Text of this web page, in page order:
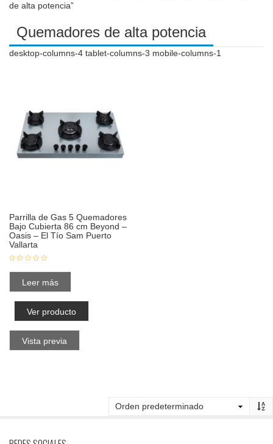
de alta potencia”
Quemadores de alta potencia
desktop-columns-4 tablet-columns-3 mobile-columns-1
Parrilla de Gas 5 Quemadores
Bajo Cubierta 86 cm Beyond –
Oasis – El Tío Sam Puerto
Vallarta
Leer más
Ver producto
Vista previa